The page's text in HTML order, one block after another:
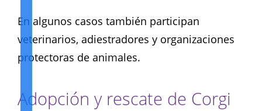
En algunos casos también participan
veterinarios, adiestradores y organizaciones
protectoras de animales.
Adopción y rescate de Corgi